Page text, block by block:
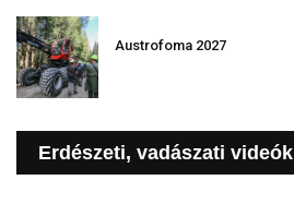
Austrofoma 2027
Erdészeti, vadászati videók